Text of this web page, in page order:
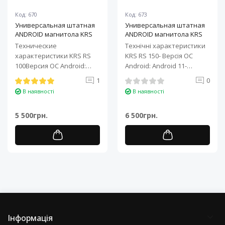
Код: 670
Универсальная штатная
ANDROID магнитола KRS
RS 100 9" 1/32 GB
Технические
характеристики KRS RS
100Версия ОС Android:
Android 11Процессор: 4-
ядерный ARM Cortex-A7..
1
В наявності
5 500грн.
Код: 673
Универсальная штатная
ANDROID магнитола KRS
RS 150 10" 2/32 GB
Технічні характеристики
KRS RS 150- Версія ОС
Android: Android 11-
Процесор: 4-ядерний ARM
Cortex-A7..
0
В наявності
6 500грн.
Інформація